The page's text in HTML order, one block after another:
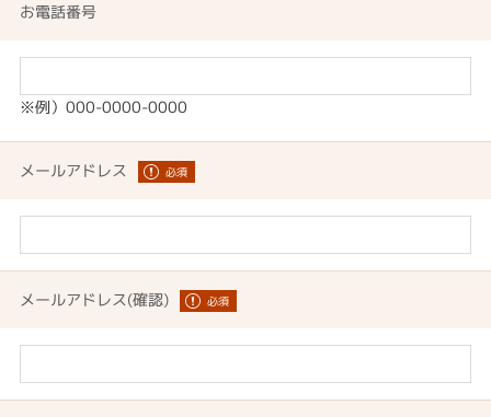
お電話番号
※例）000-0000-0000
メールアドレス
メールアドレス(確認)